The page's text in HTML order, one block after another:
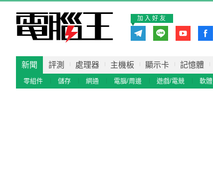
加入好友
新聞 評測 處理器 主機板 顯示卡 記憶體
零組件 儲存 網通 電腦/周邊 遊戲/電競 軟體